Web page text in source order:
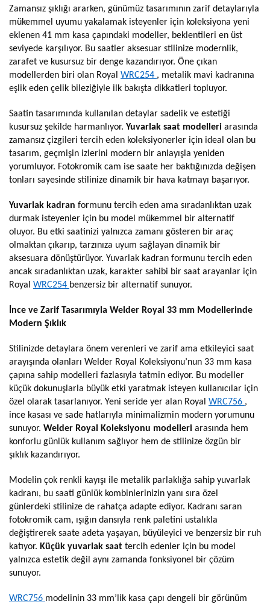
Zamansız şıklığı ararken, günümüz tasarımının zarif detaylarıyla
mükemmel uyumu yakalamak isteyenler için koleksiyona yeni
eklenen 41 mm kasa çapındaki modeller, beklentileri en üst
seviyede karşılıyor. Bu saatler aksesuar stilinize modernlik,
zarafet ve kusursuz bir denge kazandırıyor. Öne çıkan
modellerden biri olan Royal WRC254 , metalik mavi kadranına
eşlik eden çelik bileziğiyle ilk bakışta dikkatleri topluyor.
Saatin tasarımında kullanılan detaylar sadelik ve estetiği
kusursuz şekilde harmanlıyor. Yuvarlak saat modelleri arasında
zamansız çizgileri tercih eden koleksiyonerler için ideal olan bu
tasarım, geçmişin izlerini modern bir anlayışla yeniden
yorumluyor. Fotokromik cam ise saate her baktığınızda değişen
tonları sayesinde stilinize dinamik bir hava katmayı başarıyor.
Yuvarlak kadran formunu tercih eden ama sıradanlıktan uzak
durmak isteyenler için bu model mükemmel bir alternatif
oluyor. Bu etki saatinizi yalnızca zamanı gösteren bir araç
olmaktan çıkarıp, tarzınıza uyum sağlayan dinamik bir
aksesuara dönüştürüyor. Yuvarlak kadran formunu tercih eden
ancak sıradanlıktan uzak, karakter sahibi bir saat arayanlar için
Royal WRC254 benzersiz bir alternatif sunuyor.
İnce ve Zarif Tasarımıyla Welder Royal 33 mm Modellerinde
Modern Şıklık
Stilinizde detaylara önem verenleri ve zarif ama etkileyici saat
arayışında olanları Welder Royal Koleksiyonu’nun 33 mm kasa
çapına sahip modelleri fazlasıyla tatmin ediyor. Bu modeller
küçük dokunuşlarla büyük etki yaratmak isteyen kullanıcılar için
özel olarak tasarlanıyor. Yeni seride yer alan Royal WRC756 ,
ince kasası ve sade hatlarıyla minimalizmin modern yorumunu
sunuyor. Welder Royal Koleksiyonu modelleri arasında hem
konforlu günlük kullanım sağlıyor hem de stilinize özgün bir
şıklık kazandırıyor.
Modelin çok renkli kayışı ile metalik parlaklığa sahip yuvarlak
kadranı, bu saati günlük kombinlerinizin yanı sıra özel
günlerdeki stilinize de rahatça adapte ediyor. Kadranı saran
fotokromik cam, ışığın dansıyla renk paletini ustalıkla
değiştirerek saate adeta yaşayan, büyüleyici ve benzersiz bir ruh
katıyor. Küçük yuvarlak saat tercih edenler için bu model
yalnızca estetik değil aynı zamanda fonksiyonel bir çözüm
sunuyor.
WRC756 modelinin 33 mm’lik kasa çapı dengeli bir görünüm